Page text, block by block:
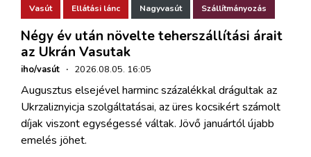
Vasút Ellátási lánc Nagyvasút Szállítmányozás
Négy év után növelte teherszállítási árait
az Ukrán Vasutak
iho/vasút · 2026.08.05. 16:05
Augusztus elsejével harminc százalékkal drágultak az
Ukrzaliznyicja szolgáltatásai, az üres kocsikért számolt
díjak viszont egységessé váltak. Jövő januártól újabb
emelés jöhet.